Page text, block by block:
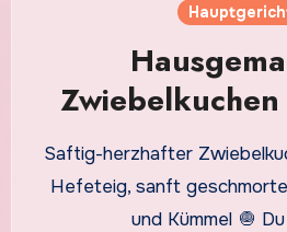
mit Speck und
einfach
Saftig-herzhafter
Hefeteig, sanft
und Kümmel 🧅